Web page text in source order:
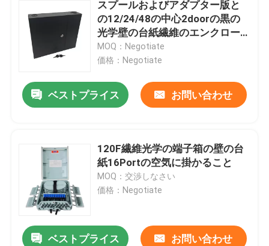
スプールおよびアダプター版と
の12/24/48の中心2doorの黒の
光学壁の台紙繊維のエンクロー
ジャ
MOQ：Negotiate
価格：Negotiate
ベストプライス お問い合わせ
120F繊維光学の端子箱の壁の台
紙16Portの空気に掛かること
MOQ：交渉しなさい
価格：Negotiate
ベストプライス お問い合わせ